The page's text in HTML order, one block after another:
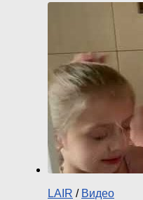
LAIR / Видео